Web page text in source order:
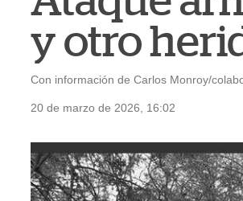
y otro
Con información de Carlos Monroy/
20 de marzo de 2026, 16:02